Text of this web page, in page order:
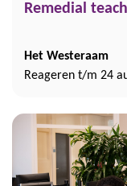
Remedial
Het Westeraam
Reageren t/m 24